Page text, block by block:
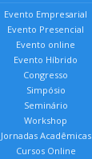
Evento Empresarial
Evento Presencial
Evento online
Evento Híbrido
Congresso
Simpósio
Seminário
Workshop
Jornadas Acadêmicas
Cursos Online